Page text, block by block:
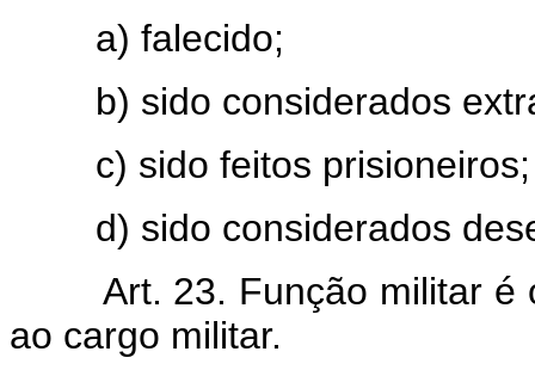
a) falecido;
b) sido considerados
c) sido feitos
d) sido considerados
Art. 23. Função militar é
ao cargo militar.